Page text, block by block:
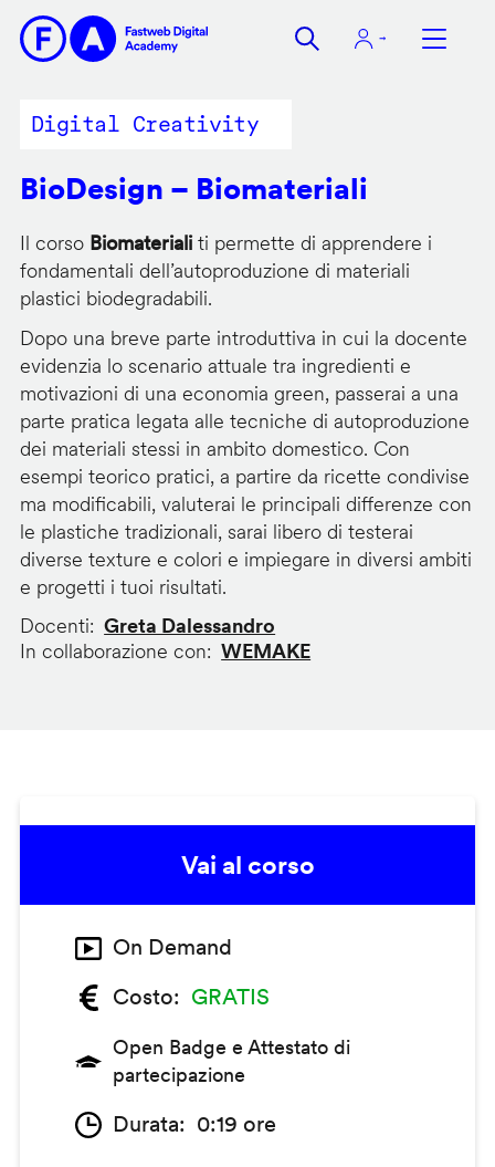
contenuto
Digital Creativity
BioDesign – Biomateriali
Il corso Biomaterialiti permette di apprendere i
fondamentali dell’autoproduzione di materiali
plastici biodegradabili.
Dopo una breve parte introduttiva in cui la docente
evidenzia lo scenario attuale tra ingredienti e
motivazioni di una economia green, passerai a una
parte pratica legata alle tecniche di autoproduzione
dei materiali stessi in ambito domestico. Con
esempi teorico pratici, a partire da ricette condivise
ma modificabili, valuterai le principali differenze con
le plastiche tradizionali, sarai libero di testerai
diverse texture e colori e impiegare in diversi ambiti
e progetti i tuoi risultati.
Docenti
Greta Dalessandro
In collaborazione con
WEMAKE
Vai al corso
On Demand
Costo
GRATIS
Open Badge e Attestato di
partecipazione
Durata 0:19 ore